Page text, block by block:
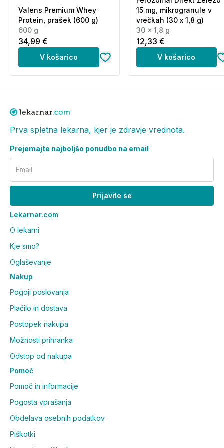
Valens Premium Whey
Protein, prašek (600 g)
600 g
34,99 €
V košarico
15 mg, mikrogranule v
vrečkah (30 x 1,8 g)
30 x 1,8 g
12,33 €
V košarico
Prva spletna lekarna, kjer je zdravje vrednota.
Prejemajte najboljšo ponudbo na email
Email
Prijavite se
Lekarnar.com
O lekarni
Kje smo?
Oglaševanje
Nakup
Pogoji poslovanja
Plačilo in dostava
Postopek nakupa
Možnosti prihranka
Odstop od nakupa
Pomoč
Pomoč in informacije
Pogosta vprašanja
Obdelava osebnih podatkov
Piškotki